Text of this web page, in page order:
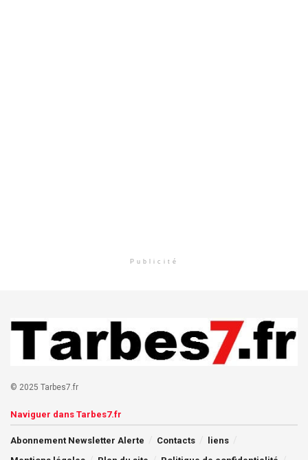
Publicité
© 2025 Tarbes7.fr
Naviguer dans Tarbes7.fr
Abonnement Newsletter Alerte Contacts
liens